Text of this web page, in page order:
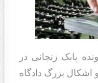
بابک زنجانی در
بزرگ دادگاه